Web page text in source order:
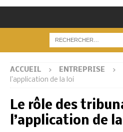
ACCUEIL ENTREPRISE
l’application de la loi
Le rôle des
l’application de